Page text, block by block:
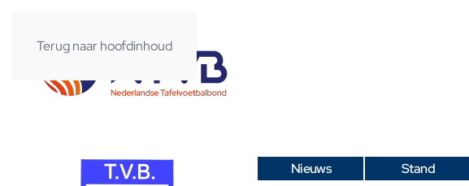
Terug naar hoofdinhoud
Nieuws Stand